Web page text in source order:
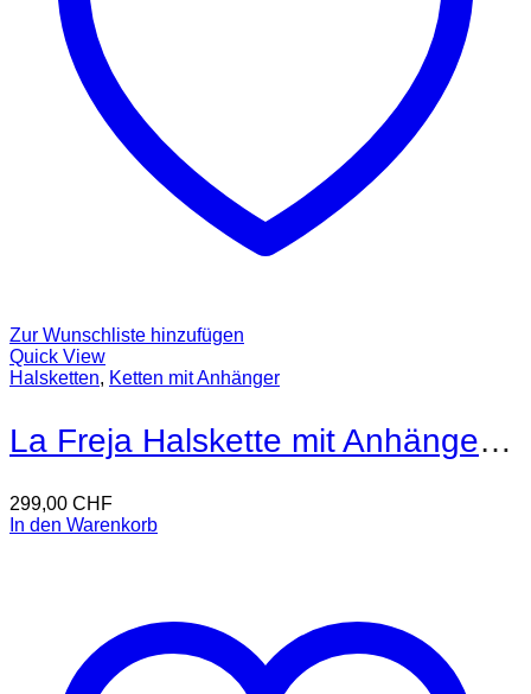
Zur Wunschliste hinzufügen
Quick View
Halsketten, Ketten mit Anhänger
La Freja Halskette mit Anhänger 18kt Gold
299,00 CHF
In den Warenkorb